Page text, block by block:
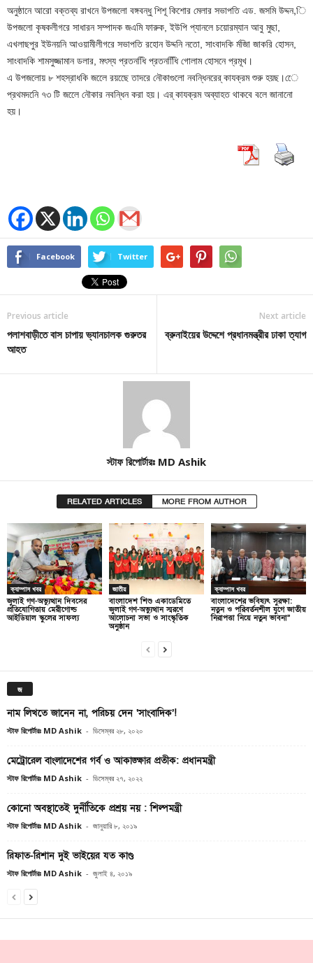
অনুষ্ঠানে আরো বক্তব্য রাখনে উপজলো বঙ্গবন্ধু শিশূ কিশোর মেলার সভাপতি এড. জসমি উদ্দন,ি
উপজলো কৃষকলীগরে সাধারন সম্পাদক জএমি ফারুক, ইউপি প্যানলে চয়োরম্যান আবু মুছা,
এখলাছপুর ইউনয়নি আওয়ামীলীগরে সভাপতি রহোন উদ্দনি নতো, সাংবাদকি র্মজাি জাকরি হোসন,
সাংবাদকি শামসুজ্জামান ডলার, মৎস্য প্রতনধিি প্রতনধিিি গোলাম হোসনে প্রমূখ।
এ উপজলোয় ৮ শহস্রাধকি জলেে রয়ছেে তাদরে নৌকাগুলো নবন্ধিনরের্ কাযক্রম শুরু হয়ছ।েে
প্রথমদনেি ৭৩ টি জলেে নৌকার নবন্ধিন করা হয়। এর্ কাযক্রম অব্যাহত থাকবে বলে জানানো
হয়।
Facebook Twitter
Previous article
পলাশবাড়ীতে বাস চাপায় ভ্যানচালক গুরুতর
আহত
Next article
ব্রুনাইয়ের উদ্দেশে প্রধানমন্ত্রীর ঢাকা ত্যাগ
স্টাফ রিপোর্টারঃ MD Ashik
RELATED ARTICLES MORE FROM AUTHOR
ক্যাম্পাস খবর
জুলাই গণ-অভ্যুত্থান দিবসের
প্রতিযোগিতায় মেরীগোল্ড
আইডিয়াল স্কুলের সাফল্য
জাতীয়
বাংলাদেশ শিশু একাডেমিতে
জুলাই গণ-অভ্যুত্থান স্মরণে
আলোচনা সভা ও সাংস্কৃতিক
অনুষ্ঠান
ক্যাম্পাস খবর
বাংলাদেশের ভবিষ্যৎ সুরক্ষা:
নতুন ও পরিবর্তনশীল যুগে জাতীয়
নিরাপত্তা নিয়ে নতুন ভাবনা”
জ
নাম লিখতে জানেন না, পরিচয় দেন ‘সাংবাদিক’!
স্টাফ রিপোর্টারঃ MD Ashik - ডিসেম্বর ২৮, ২০২০
মেট্রোরেল বাংলাদেশের গর্ব ও আকাঙ্ক্ষার প্রতীক: প্রধানমন্ত্রী
স্টাফ রিপোর্টারঃ MD Ashik - ডিসেম্বর ২৭, ২০২২
কোনো অবস্থাতেই দুর্নীতিকে প্রশ্রয় নয় : শিল্পমন্ত্রী
স্টাফ রিপোর্টারঃ MD Ashik - জানুয়ারি ৮, ২০১৯
রিফাত-রিশান দুই ভাইয়ের যত কাণ্ড
স্টাফ রিপোর্টারঃ MD Ashik - জুলাই ৪, ২০১৯